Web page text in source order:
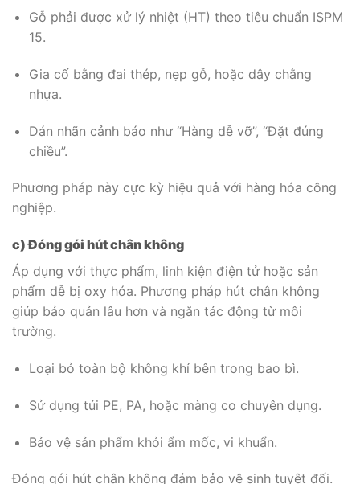
Gỗ phải được xử lý nhiệt (HT) theo tiêu chuẩn ISPM
15.
Gia cố bằng đai thép, nẹp gỗ, hoặc dây chằng
nhựa.
Dán nhãn cảnh báo như “Hàng dễ vỡ”, “Đặt đúng
chiều”.
Phương pháp này cực kỳ hiệu quả với hàng hóa công
nghiệp.
c) Đóng gói hút chân không
Áp dụng với thực phẩm, linh kiện điện tử hoặc sản
phẩm dễ bị oxy hóa. Phương pháp hút chân không
giúp bảo quản lâu hơn và ngăn tác động từ môi
trường.
Loại bỏ toàn bộ không khí bên trong bao bì.
Sử dụng túi PE, PA, hoặc màng co chuyên dụng.
Bảo vệ sản phẩm khỏi ẩm mốc, vi khuẩn.
Đóng gói hút chân không đảm bảo vệ sinh tuyệt đối.